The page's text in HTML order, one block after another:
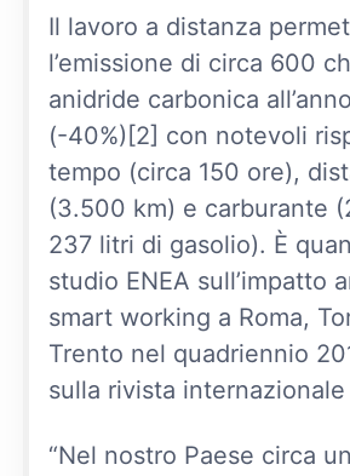
Il lavoro a distanza
l’emissione di circa 600
anidride carbonica
(-40%)[2] con notevoli
tempo (circa 150 ore),
(3.500 km) e carburante
237 litri di gasolio). È
studio ENEA sull’impatto
smart working a Roma,
Trento nel quadriennio
sulla rivista
“Nel nostro Paese circa